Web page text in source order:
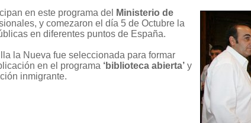
en este programa del
Ministerio de
y comezaron el día 5 de Octubre la
en diferentes puntos de España.
la Nueva fue seleccionada para formar
en el programa ‘biblioteca abierta’ y
inmigrante.